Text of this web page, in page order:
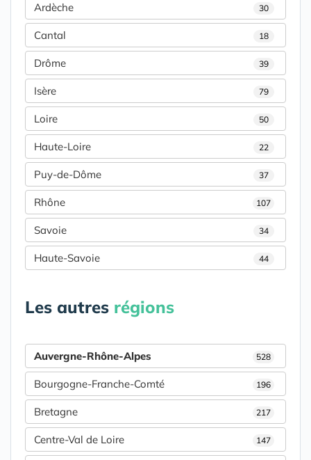
Ardèche 30
Cantal 18
Drôme 39
Isère 79
Loire 50
Haute-Loire 22
Puy-de-Dôme 37
Rhône 107
Savoie 34
Haute-Savoie 44
Les autres régions
Auvergne-Rhône-Alpes 528
Bourgogne-Franche-Comté 196
Bretagne 217
Centre-Val de Loire 147